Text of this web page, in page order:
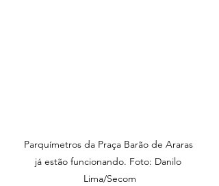
Parquímetros da Praça Barão de Araras
já estão funcionando. Foto: Danilo
Lima/Secom